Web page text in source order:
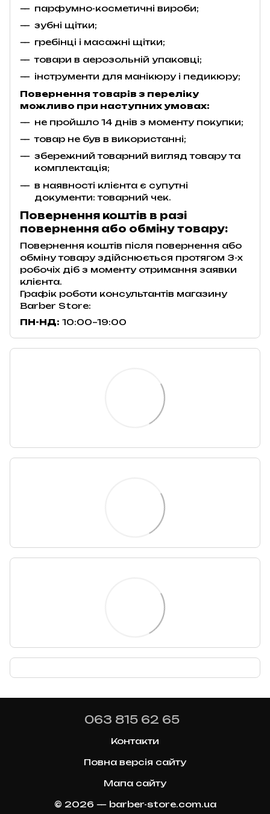
парфумно-косметичні вироби;
зубні щітки;
гребінці і масажні щітки;
товари в аерозольній упаковці;
інструменти для манікюру і педикюру;
Повернення товарів з переліку
можливо при наступних умовах:
не пройшло 14 днів з моменту покупки;
товар не був в використанні;
збережний товарний вигляд товару та
комплектація;
в наявності клієнта є супутні
документи: товарний чек.
Повернення коштів в разі
повернення або обміну товару:
Повернення коштів після повернення або
обміну товару здійснюється протягом 3-х
робочіх діб з моменту отримання заявки
клієнта.
Графік роботи консультантів магазину
Barber Store:
ПН-НД: 10:00–19:00
063 815 62 65
Контакти
Повна версія сайту
Мапа сайту
© 2026 — barber-store.com.ua